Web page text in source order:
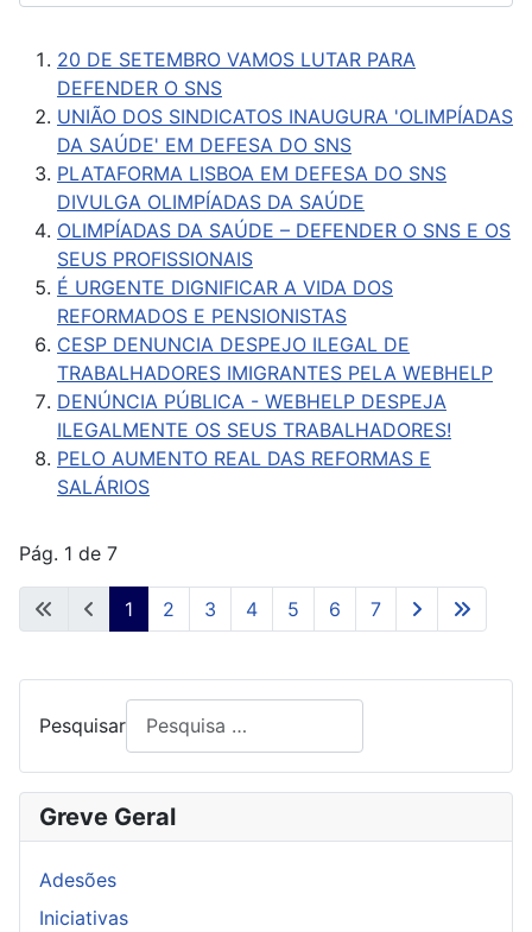
20 DE SETEMBRO VAMOS LUTAR PARA
DEFENDER O SNS
UNIÃO DOS SINDICATOS INAUGURA 'OLIMPÍADAS
DA SAÚDE' EM DEFESA DO SNS
PLATAFORMA LISBOA EM DEFESA DO SNS
DIVULGA OLIMPÍADAS DA SAÚDE
OLIMPÍADAS DA SAÚDE – DEFENDER O SNS E OS
SEUS PROFISSIONAIS
É URGENTE DIGNIFICAR A VIDA DOS
REFORMADOS E PENSIONISTAS
CESP DENUNCIA DESPEJO ILEGAL DE
TRABALHADORES IMIGRANTES PELA WEBHELP
DENÚNCIA PÚBLICA - WEBHELP DESPEJA
ILEGALMENTE OS SEUS TRABALHADORES!
PELO AUMENTO REAL DAS REFORMAS E
SALÁRIOS
Pág. 1 de 7
1 2 3 4 5 6 7
Pesquisar
Greve Geral
Adesões
Iniciativas